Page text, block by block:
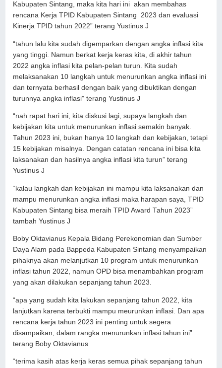
Kabupaten Sintang, maka kita hari ini akan membahas
rencana Kerja TPID Kabupaten Sintang 2023 dan evaluasi
Kinerja TPID tahun 2022” terang Yustinus J
“tahun lalu kita sudah digemparkan dengan angka inflasi kita
yang tinggi. Namun berkat kerja keras kita, di akhir tahun
2022 angka inflasi kita pelan-pelan turun. Kita sudah
melaksanakan 10 langkah untuk menurunkan angka inflasi ini
dan ternyata berhasil dengan baik yang dibuktikan dengan
turunnya angka inflasi” terang Yustinus J
“nah rapat hari ini, kita diskusi lagi, supaya langkah dan
kebijakan kita untuk menurunkan inflasi semakin banyak.
Tahun 2023 ini, bukan hanya 10 langkah dan kebijakan, tetapi
15 kebijakan misalnya. Dengan catatan rencana ini bisa kita
laksanakan dan hasilnya angka inflasi kita turun” terang
Yustinus J
“kalau langkah dan kebijakan ini mampu kita laksanakan dan
mampu menurunkan angka inflasi maka harapan saya, TPID
Kabupaten Sintang bisa meraih TPID Award Tahun 2023”
tambah Yustinus J
Boby Oktavianus Kepala Bidang Perekonomian dan Sumber
Daya Alam pada Bappeda Kabupaten Sintang menyampaikan
pihaknya akan melanjutkan 10 program untuk menurunkan
inflasi tahun 2022, namun OPD bisa menambahkan program
yang akan dilakukan sepanjang tahun 2023.
“apa yang sudah kita lakukan sepanjang tahun 2022, kita
lanjutkan karena terbukti mampu meurunkan inflasi. Dan apa
rencana kerja tahun 2023 ini penting untuk segera
disampaikan, dalam rangka menurunkan inflasi tahun ini”
terang Boby Oktavianus
“terima kasih atas kerja keras semua pihak sepanjang tahun